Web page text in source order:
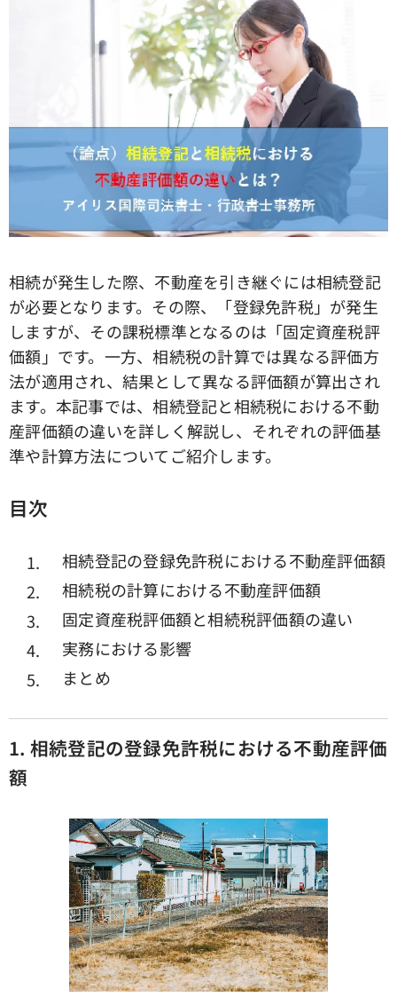
相続が発生した際、不動産を引き継ぐには相続登記
が必要となります。その際、「登録免許税」が発生
しますが、その課税標準となるのは「固定資産税評
価額」です。一方、相続税の計算では異なる評価方
法が適用され、結果として異なる評価額が算出され
ます。本記事では、相続登記と相続税における不動
産評価額の違いを詳しく解説し、それぞれの評価基
準や計算方法についてご紹介します。
目次
相続登記の登録免許税における不動産評価額
相続税の計算における不動産評価額
固定資産税評価額と相続税評価額の違い
実務における影響
まとめ
1. 相続登記の登録免許税における不動産評価
額